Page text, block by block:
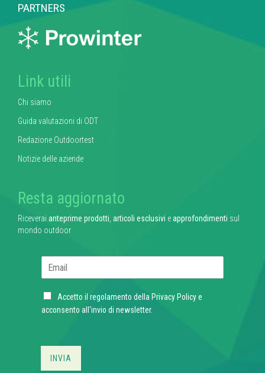
PARTNERS
Link utili
Chi siamo
Guida valutazioni di ODT
Redazione Outdoortest
Notizie delle aziende
Resta aggiornato
Riceverai anteprime prodotti articoli esclusivi eapprofondimenti sul
mondo outdoor
l
C
h
Accetto il regolamento della Privacy Policye
acconsento all'invio di newsletter.
INVIA